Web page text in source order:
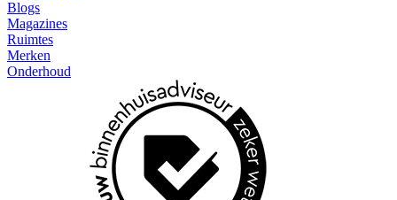
Blogs
Magazines
Ruimtes
Merken
Onderhoud